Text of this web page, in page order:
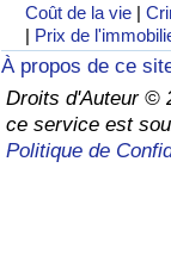
Coût de la vie |
| Prix de
À propos de ce
Droits d'Auteur ©
ce service est
Politique de
à Akaba
Criminalité
Indice de
Indice de